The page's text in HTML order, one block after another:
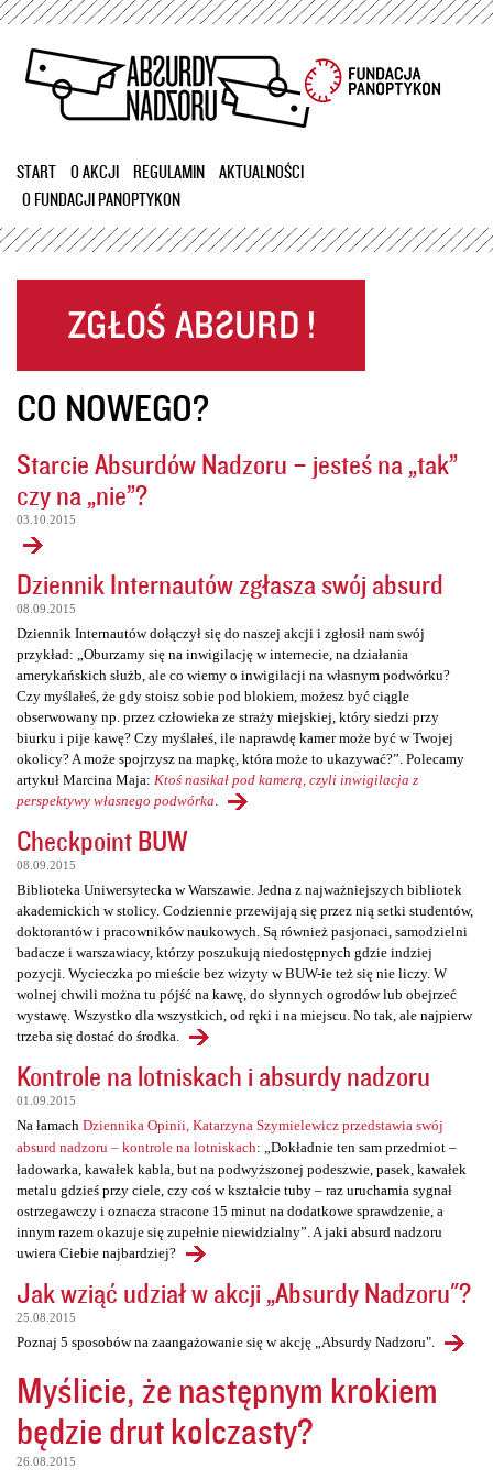
Przejdź
treści
START O AKCJI REGULAMIN
AKTUALNOŚCI
O FUNDACJI PANOPTYKON
CO NOWEGO?
Starcie Absurdów Nadzoru – jesteś na „tak”
czy na „nie”?
03.10.2015
Dziennik Internautów zgłasza swój absurd
08.09.2015
Dziennik Internautów dołączył się do naszej akcji i zgłosił nam swój
przykład: „Oburzamy się na inwigilację w internecie, na działania
amerykańskich służb, ale co wiemy o inwigilacji na własnym podwórku?
Czy myślałeś, że gdy stoisz sobie pod blokiem, możesz być ciągle
obserwowany np. przez człowieka ze straży miejskiej, który siedzi przy
biurku i pije kawę? Czy myślałeś, ile naprawdę kamer może być w Twojej
okolicy? A może spojrzysz na mapkę, która może to ukazywać?”. Polecamy
artykuł Marcina Maja: Ktoś nasikał pod kamerą, czyli inwigilacja z
perspektywy własnego podwórka
Checkpoint BUW
08.09.2015
Biblioteka Uniwersytecka w Warszawie. Jedna z najważniejszych bibliotek
akademickich w stolicy. Codziennie przewijają się przez nią setki studentów,
doktorantów i pracowników naukowych. Są również pasjonaci, samodzielni
badacze i warszawiacy, którzy poszukują niedostępnych gdzie indziej
pozycji. Wycieczka po mieście bez wizyty w BUW-ie też się nie liczy. W
wolnej chwili można tu pójść na kawę, do słynnych ogrodów lub obejrzeć
wystawę. Wszystko dla wszystkich, od ręki i na miejscu. No tak, ale najpierw
trzeba się dostać do środka.
Kontrole na lotniskach i absurdy nadzoru
01.09.2015
Na łamach Dziennika Opinii, Katarzyna Szymielewicz przedstawia swój
absurd nadzoru – kontrole na lotniskach: „Dokładnie ten sam przedmiot –
ładowarka, kawałek kabla, but na podwyższonej podeszwie, pasek, kawałek
metalu gdzieś przy ciele, czy coś w kształcie tuby – raz uruchamia sygnał
ostrzegawczy i oznacza stracone 15 minut na dodatkowe sprawdzenie, a
innym razem okazuje się zupełnie niewidzialny”. A jaki absurd nadzoru
uwiera Ciebie najbardziej?
Jak wziąć udział w akcji „Absurdy Nadzoru"?
25.08.2015
Poznaj 5 sposobów na zaangażowanie się w akcję „Absurdy Nadzoru".
Myślicie, że następnym krokiem
będzie drut kolczasty?
26.08.2015